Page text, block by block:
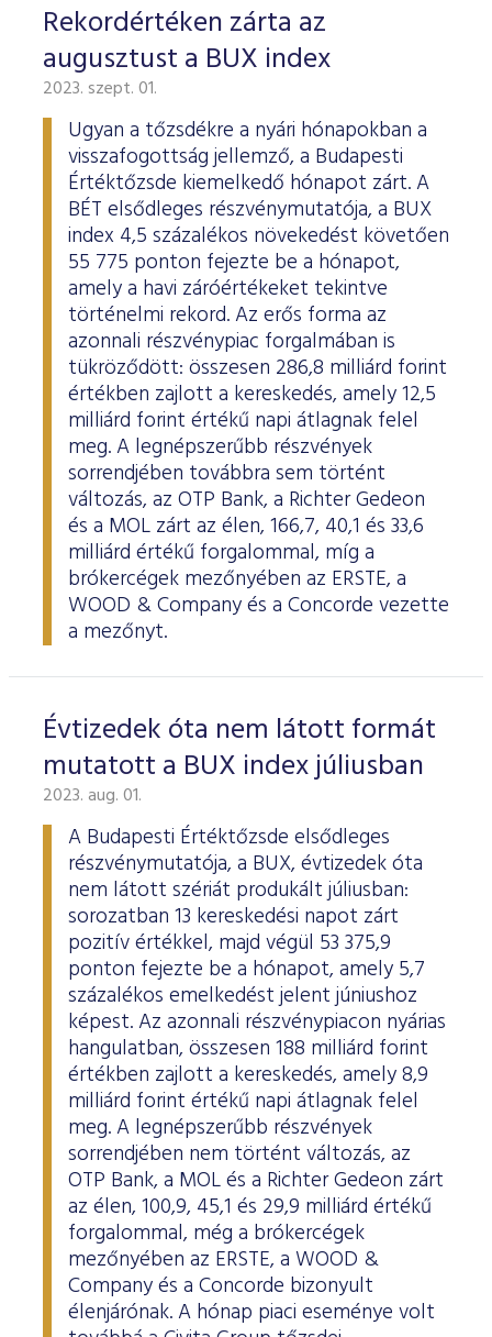
Rekordértéken zárta az
augusztust a BUX index
2023. szept. 01.
Ugyan a tőzsdékre a nyári hónapokban a
visszafogottság jellemző, a Budapesti
Értéktőzsde kiemelkedő hónapot zárt. A
BÉT elsődleges részvénymutatója, a BUX
index 4,5 százalékos növekedést követően
55 775 ponton fejezte be a hónapot,
amely a havi záróértékeket tekintve
történelmi rekord. Az erős forma az
azonnali részvénypiac forgalmában is
tükröződött: összesen 286,8 milliárd forint
értékben zajlott a kereskedés, amely 12,5
milliárd forint értékű napi átlagnak felel
meg. A legnépszerűbb részvények
sorrendjében továbbra sem történt
változás, az OTP Bank, a Richter Gedeon
és a MOL zárt az élen, 166,7, 40,1 és 33,6
milliárd értékű forgalommal, míg a
brókercégek mezőnyében az ERSTE, a
WOOD & Company és a Concorde vezette
a mezőnyt.
Évtizedek óta nem látott formát
mutatott a BUX index júliusban
2023. aug. 01.
A Budapesti Értéktőzsde elsődleges
részvénymutatója, a BUX, évtizedek óta
nem látott szériát produkált júliusban:
sorozatban 13 kereskedési napot zárt
pozitív értékkel, majd végül 53 375,9
ponton fejezte be a hónapot, amely 5,7
százalékos emelkedést jelent júniushoz
képest. Az azonnali részvénypiacon nyárias
hangulatban, összesen 188 milliárd forint
értékben zajlott a kereskedés, amely 8,9
milliárd forint értékű napi átlagnak felel
meg. A legnépszerűbb részvények
sorrendjében nem történt változás, az
OTP Bank, a MOL és a Richter Gedeon zárt
az élen, 100,9, 45,1 és 29,9 milliárd értékű
forgalommal, még a brókercégek
mezőnyében az ERSTE, a WOOD &
Company és a Concorde bizonyult
élenjárónak. A hónap piaci eseménye volt